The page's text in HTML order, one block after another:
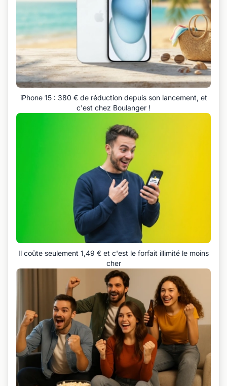
iPhone 15 : 380 € de réduction depuis son lancement, et
c'est chez Boulanger !
Il coûte seulement 1,49 € et c'est le forfait illimité le moins
cher